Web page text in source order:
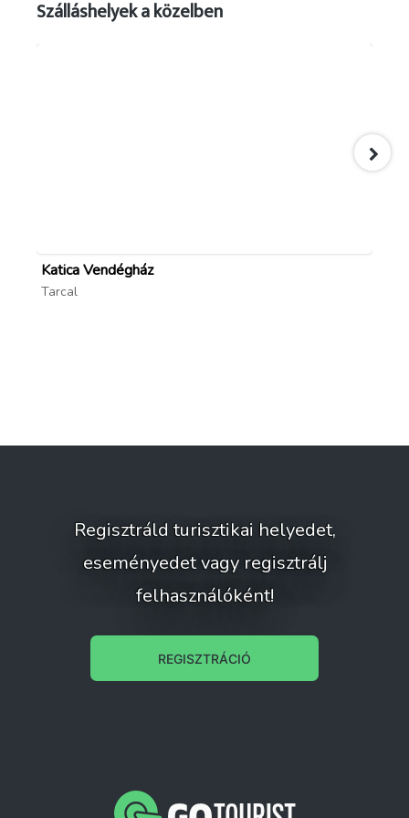
Szálláshelyek a közelben
Katica Vendégház
Tarcal
Regisztráld turisztikai helyedet,
eseményedet vagy regisztrálj
felhasználóként!
REGISZTRÁCIÓ